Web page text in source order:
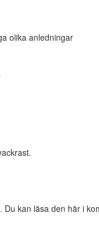
olika anledningar
kan läsa den här i